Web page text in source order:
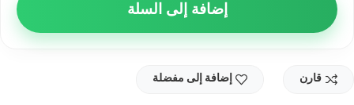
إضافة إلى السلة
قارن إضافة إلى مفضلة